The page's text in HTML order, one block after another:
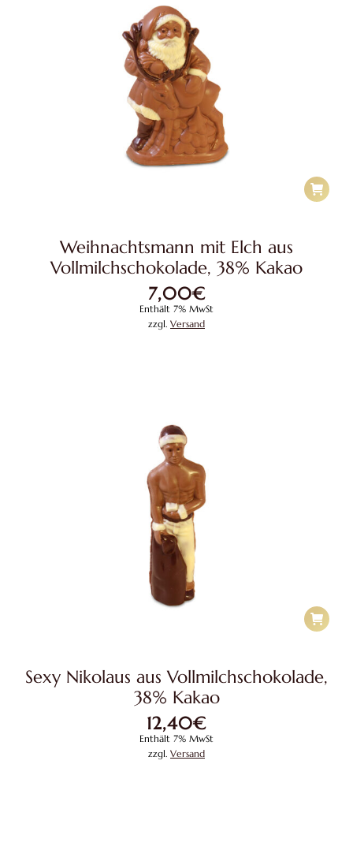
Weihnachtsmann mit Elch aus
Vollmilchschokolade, 38% Kakao
7,00€
Enthält 7% MwSt
zzgl. Versand
Sexy Nikolaus aus Vollmilchschokolade,
38% Kakao
12,40€
Enthält 7% MwSt
zzgl. Versand